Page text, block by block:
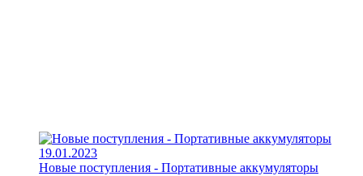
19.01.2023
Новые поступления - Портативные аккумуляторы